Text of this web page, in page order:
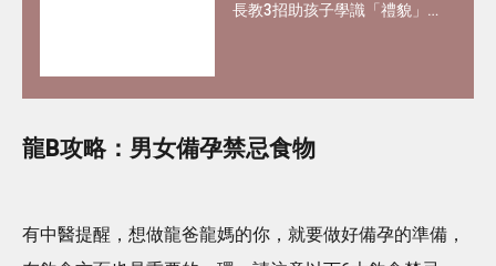
長教3招助孩子學識「禮貌」
龍B攻略：男女備孕禁忌食物
有中醫提醒，想做龍爸龍媽的你，就要做好備孕的準備，